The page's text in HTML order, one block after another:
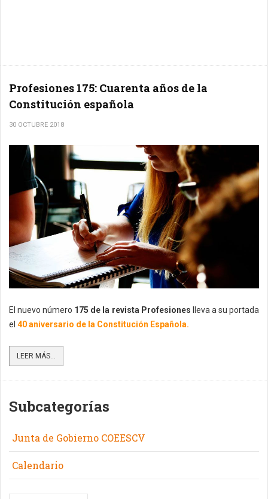
Profesiones 175: Cuarenta años de la
Constitución española
30 OCTUBRE 2018
El nuevo número 175 de la revista Profesiones
lleva a su portada
el 40 aniversario de la Constitución Española.
LEER MÁS...
Subcategorías
Junta de Gobierno COEESCV
Calendario